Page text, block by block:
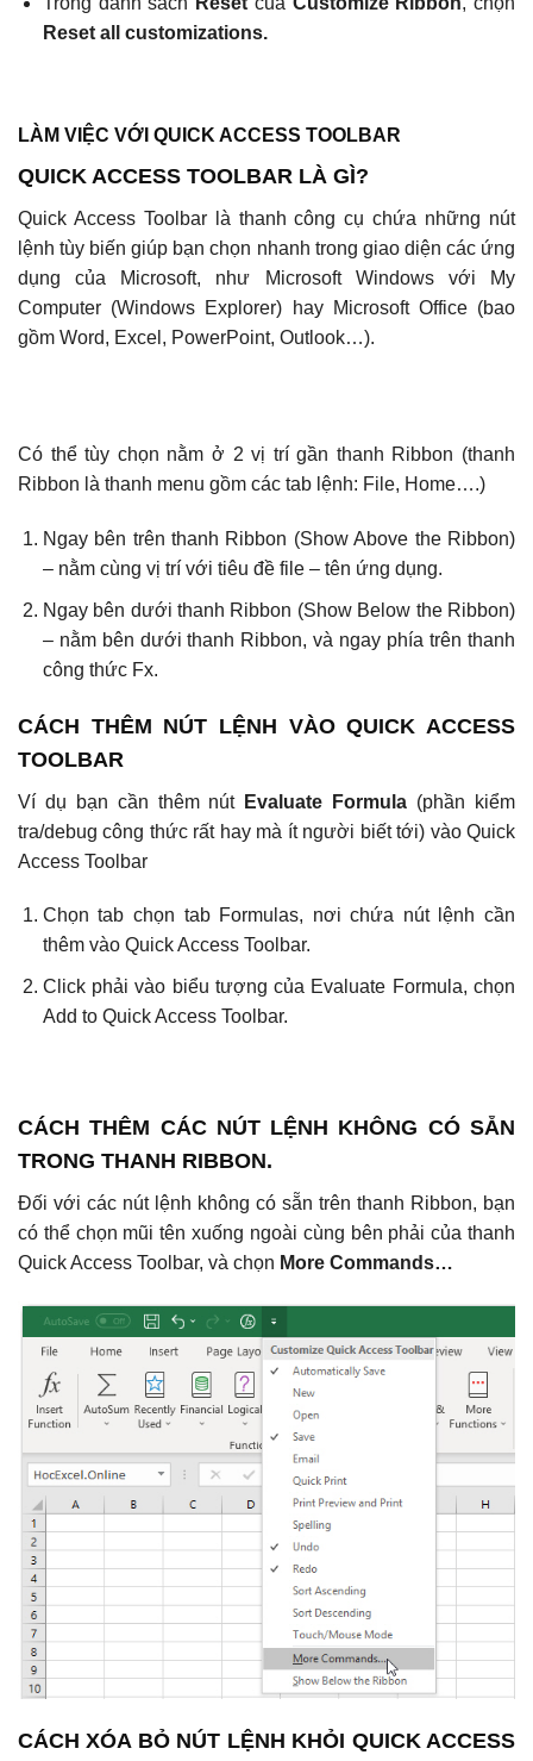
Reset all customizations.
LÀM VIỆC VỚI QUICK ACCESS TOOLBAR
QUICK ACCESS TOOLBAR LÀ GÌ?
Quick Access Toolbar là thanh công cụ chứa những nút
lệnh tùy biến giúp bạn chọn nhanh trong giao diện các ứng
dụng của Microsoft, như Microsoft Windows với My
Computer (Windows Explorer) hay Microsoft Office (bao
gồm Word, Excel, PowerPoint, Outlook…).
Có thể tùy chọn nằm ở 2 vị trí gần thanh Ribbon (thanh
Ribbon là thanh menu gồm các tab lệnh: File, Home….)
Ngay bên trên thanh Ribbon (Show Above the Ribbon)
– nằm cùng vị trí với tiêu đề file – tên ứng dụng.
Ngay bên dưới thanh Ribbon (Show Below the Ribbon)
– nằm bên dưới thanh Ribbon, và ngay phía trên thanh
công thức Fx.
CÁCH THÊM NÚT LỆNH VÀO QUICK ACCESS
TOOLBAR
Ví dụ bạn cần thêm nút Evaluate Formula (phần kiểm
tra/debug công thức rất hay mà ít người biết tới) vào Quick
Access Toolbar
Chọn tab chọn tab Formulas, nơi chứa nút lệnh cần
thêm vào Quick Access Toolbar.
Click phải vào biểu tượng của Evaluate Formula, chọn
Add to Quick Access Toolbar.
CÁCH THÊM CÁC NÚT LỆNH KHÔNG CÓ SẴN
TRONG THANH RIBBON.
Đối với các nút lệnh không có sẵn trên thanh Ribbon, bạn
có thể chọn mũi tên xuống ngoài cùng bên phải của thanh
Quick Access Toolbar, và chọn More Commands…
CÁCH XÓA BỎ NÚT LỆNH KHỎI QUICK ACCESS